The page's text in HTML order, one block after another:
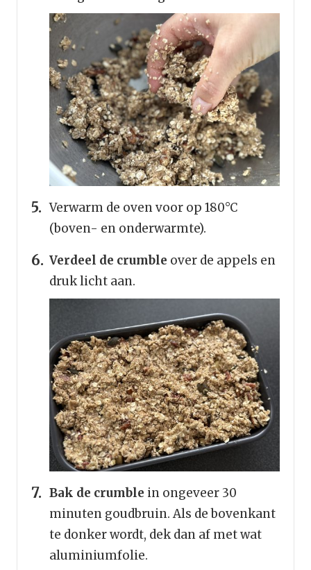
Verwarm de oven voor op 180°C
(boven- en onderwarmte).
Verdeel de crumble over de appels en
druk licht aan.
Bak de crumble in ongeveer 30
minuten goudbruin. Als de bovenkant
te donker wordt, dek dan af met wat
aluminiumfolie.